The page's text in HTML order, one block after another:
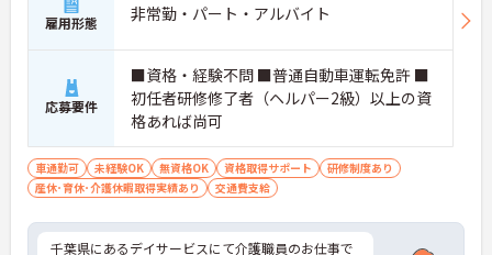
雇用形態 非常勤・パート・アルバイト
応募要件
■資格・経験不問 ■普通自動車運転免許 ■
初任者研修修了者（ヘルパー2級）以上の資
格あれば尚可
車通勤可 未経験OK 無資格OK 資格取得サポート
研修制度あり
産休･育休･介護休暇取得実績あり
交通費支給
千葉県にあるデイサービスにて介護職員のお仕事で